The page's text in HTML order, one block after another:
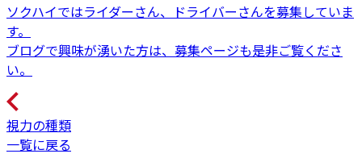
ソクハイではライダーさん、ドライバーさんを募集していま
す。
ブログで興味が湧いた方は、募集ページも是非ご覧くださ
い。
視力の種類
一覧に戻る